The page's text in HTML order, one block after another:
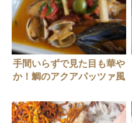
手間いらずで見た目も華や
か！鯛のアクアパッツァ風